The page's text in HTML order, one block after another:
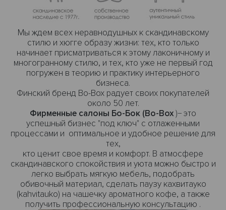
Мы ждем всех неравнодушных к скандинавскому
стилю и хюгге образу жизни: тех, кто только
начинает присматриваться к этому лаконичному и
многогранному стилю, и тех, кто уже не первый год
погружен в теорию и практику интерьерного
бизнеса.
Финский бренд Bo-Box радует своих покупателей
около 50 лет.
Фирменные салоны Бо-Бок (Bo-Box)− это
успешный бизнес "под ключ" с отлаженными
процессами и оптимальное и удобное решение для
тех,
кто ценит свое время и комфорт. В атмосфере
скандинавского спокойствия и уюта можно быстро и
легко выбрать мягкую мебель, подобрать
обивочный материал, сделать паузу кахвитауко
(kahvitauko) на чашечку ароматного кофе, а также
получить профессиональную консультацию .